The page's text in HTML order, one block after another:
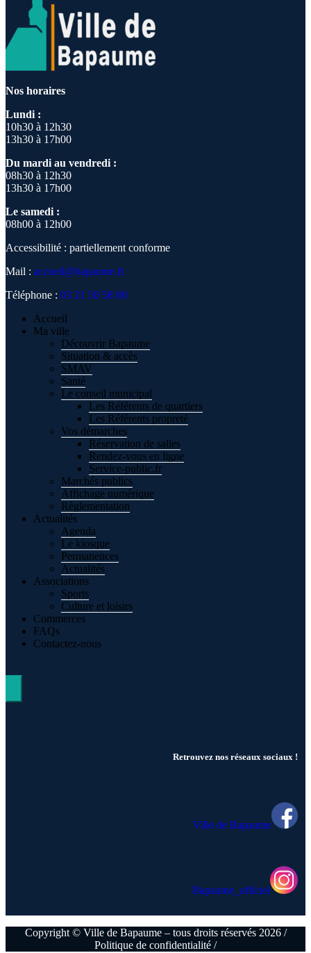
Nos horaires
Lundi :
10h30 à 12h30
13h30 à 17h00
Du mardi au vendredi :
08h30 à 12h30
13h30 à 17h00
Le samedi :
08h00 à 12h00
Accessibilité : partiellement conforme
Mail : accueil@bapaume.fr
Téléphone : 03 21 50 58 80
Accueil
Ma ville
Découvrir Bapaume
Situation & accès
SMAV
Santé
Le conseil municipal
Les Référents de quartiers
Les Référents propreté
Vos démarches
Réservation de salles
Rendez-vous en ligne
Service-public.fr
Marchés publics
Affichage numérique
Règlementation
Actualités
Agenda
Le kiosque
Permanences
Actualités
Associations
Sports
Culture et loisirs
Commerces
FAQs
Contactez-nous
Retrouvez nos réseaux sociaux !
Ville de Bapaume
Bapaume_officiel
Copyright © Ville de Bapaume – tous droits réservés 2026 /
Politique de confidentialité /